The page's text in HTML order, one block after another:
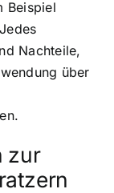
Beispiel
Nachteile,
über
zur